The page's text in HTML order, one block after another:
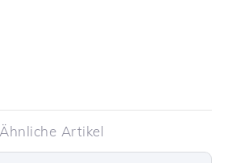
Ähnliche Artikel